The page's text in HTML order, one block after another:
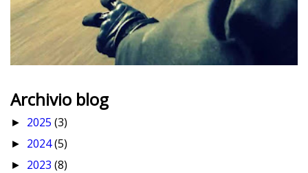
Archivio blog
► 2025 (3)
► 2024(5)
► 2023 (8)